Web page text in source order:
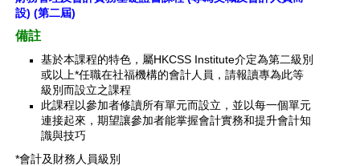
設) (第二屆)
備註
基於本課程的特色，屬HKCSS Institute介定為第二級別
或以上*任職在社福機構的會計人員，請報讀專為此等
級別而設立之課程
此課程以參加者修讀所有單元而設立，並以每一個單元
連接起來，期望讓參加者能掌握會計實務和提升會計知
識與技巧
*會計及財務人員級別